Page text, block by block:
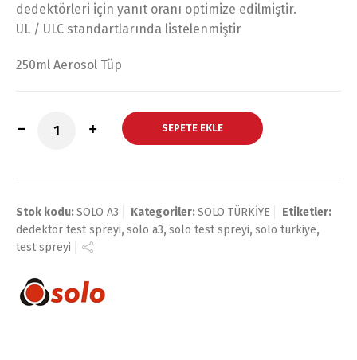
dedektörleri için yanıt oranı optimize edilmiştir.
UL / ULC standartlarında listelenmiştir
250ml Aerosol Tüp
SEPETE EKLE
Stok kodu:SOLO A3 Kategoriler:SOLO TÜRKİYE
Etiketler:
dedektör test spreyi,solo a3,solo test spreyi,solo türkiye,
test spreyi